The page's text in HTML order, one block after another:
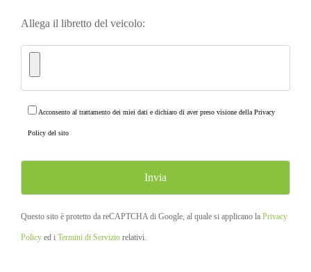
Allega il libretto del veicolo:
Acconsento al trattamento dei miei dati e dichiaro di aver preso visione della Privacy
Policy del sito
Questo sito è protetto da reCAPTCHA di Google, al quale si applicano la Privacy
Policy ed i Termini di Servizio relativi.